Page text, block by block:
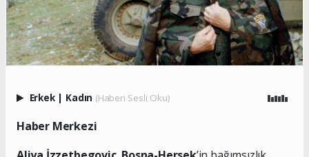
Erkek | Kadın (Haberi Sesli Oku)
Haber Merkezi